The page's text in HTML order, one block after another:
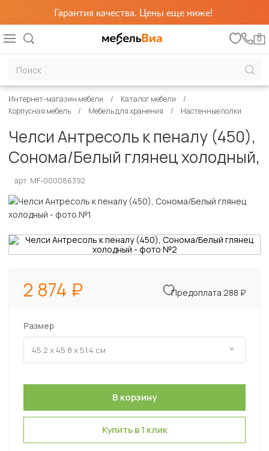
Гарантия качества. Цены еще ниже!
0
Интернет-магазин мебели
Каталог мебели
Корпусная мебель
Мебель для хранения Настенные полки
Челси Антресоль к пеналу (450),
Сонома/Белый глянец холодный,
арт. MF-000086392
2 874 Предоплата 288 ₽
Размер
Купить в 1 клик